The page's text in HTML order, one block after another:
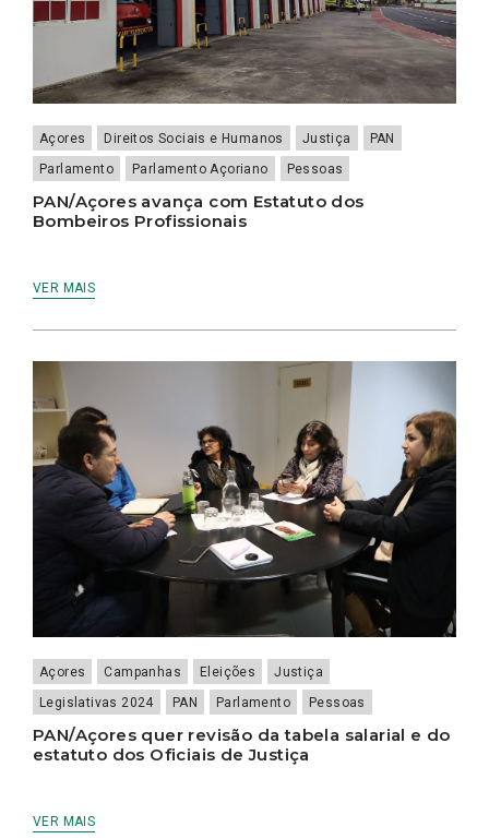
Açores Direitos Sociais e Humanos Justiça
PAN
Parlamento
Parlamento Açoriano Pessoas
PAN/Açores avança com Estatuto dos
Bombeiros Profissionais
VER MAIS
Açores Campanhas Eleições
Justiça
Legislativas 2024
PAN Parlamento Pessoas
PAN/Açores quer revisão da tabela salarial e do
estatuto dos Oficiais de Justiça
VER MAIS